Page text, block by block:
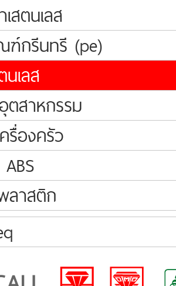
สตนเลส
กรีนทรี (pe)
เลส
ตสาหกรรม
รื่องครัว
ลาสติก